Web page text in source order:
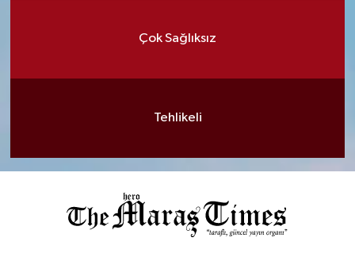
Çok Sağlıksız
Tehlikeli